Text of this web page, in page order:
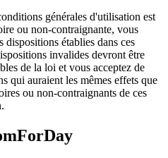
générales d'utilisation est
ou non-contraignante, vous
dispositions établies dans ces
invalides devront être
de la loi et vous acceptez de
qui auraient les mêmes effets que
ou non-contraignants de ces